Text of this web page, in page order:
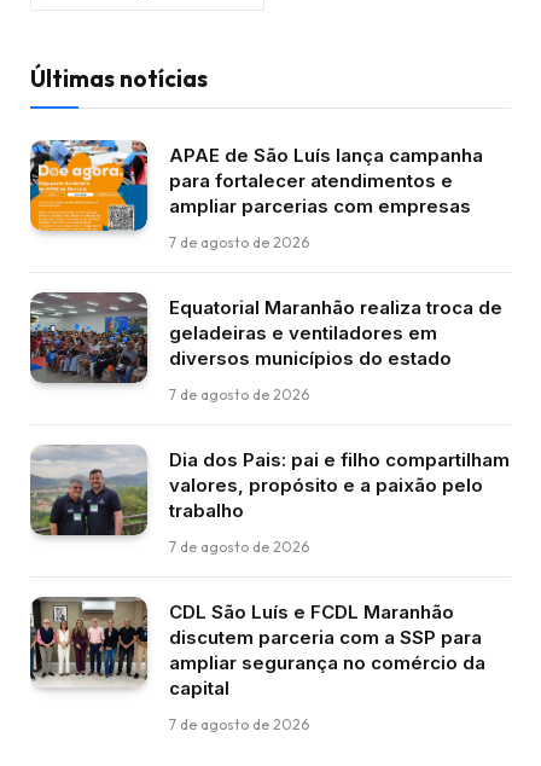
Últimas notícias
APAE de São Luís lança campanha
para fortalecer atendimentos e
ampliar parcerias com empresas
7 de agosto de 2026
Equatorial Maranhão realiza troca de
geladeiras e ventiladores em
diversos municípios do estado
7 de agosto de 2026
Dia dos Pais: pai e filho compartilham
valores, propósito e a paixão pelo
trabalho
7 de agosto de 2026
CDL São Luís e FCDL Maranhão
discutem parceria com a SSP para
ampliar segurança no comércio da
capital
7 de agosto de 2026